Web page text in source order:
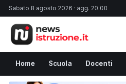
Sabato 8 agosto 2026 · agg. 20:00
Home Scuola Docenti